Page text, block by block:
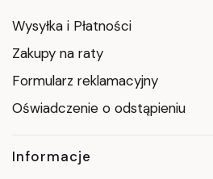
Wysyłka i Płatności
Zakupy na raty
Formularz reklamacyjny
Oświadczenie o odstąpieniu
Informacje